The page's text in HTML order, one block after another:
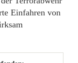
Einfahren von